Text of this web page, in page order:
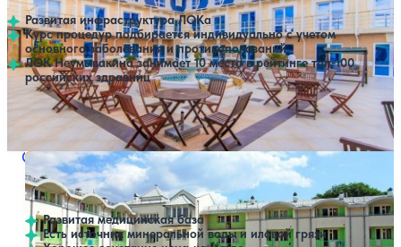
Развитая инфраструктура ЛОКа
Курс процедур подбирается индивидуально с учетом
основного заболевания и противопоказаний.
ЛОК Неумывакина занимает 10 место в рейтинге топ-100
российских здравниц
Профилей лечения:7 Расстояние до пляжа: 400 м.
Санаторий Маяк
4.1107 отзывов
Заозерное
Развитая медицинская база
Есть источник минеральной воды и иловой грязи
Нет цен или свободных мест на выбранные даты
Выбрать другой вариант